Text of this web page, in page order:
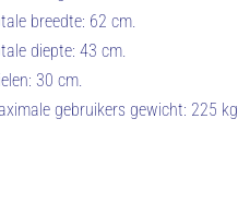
breedte: 62 cm.
diepte: 43 cm.
30 cm.
gebruikers gewicht: 225 kg